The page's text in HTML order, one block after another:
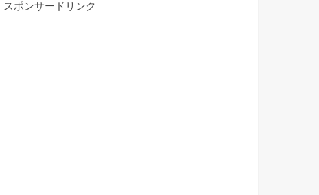
スポンサードリンク